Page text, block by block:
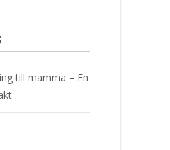
till mamma – En